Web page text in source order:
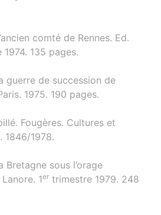
comté de Rennes. Ed.
135 pages.
guerre de succession de
1975. 190 pages.
Fougères. Cultures et
1846/1978.
Bretagne sous l’orage
1er trimestre 1979. 248